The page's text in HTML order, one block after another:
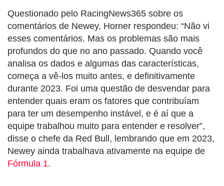
Questionado pelo RacingNews365 sobre os
comentários de Newey, Horner respondeu: “Não vi
esses comentários. Mas os problemas são mais
profundos do que no ano passado. Quando você
analisa os dados e algumas das características,
começa a vê-los muito antes, e definitivamente
durante 2023. Foi uma questão de desvendar para
entender quais eram os fatores que contribuíam
para ter um desempenho instável, e é aí que a
equipe trabalhou muito para entender e resolver”,
disse o chefe da Red Bull, lembrando que em 2023,
Newey ainda trabalhava ativamente na equipe de
Fórmula 1.